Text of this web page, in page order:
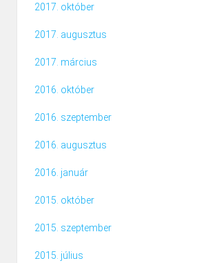
2017. október
2017. augusztus
2017. március
2016. október
2016. szeptember
2016. augusztus
2016. január
2015. október
2015. szeptember
2015. július